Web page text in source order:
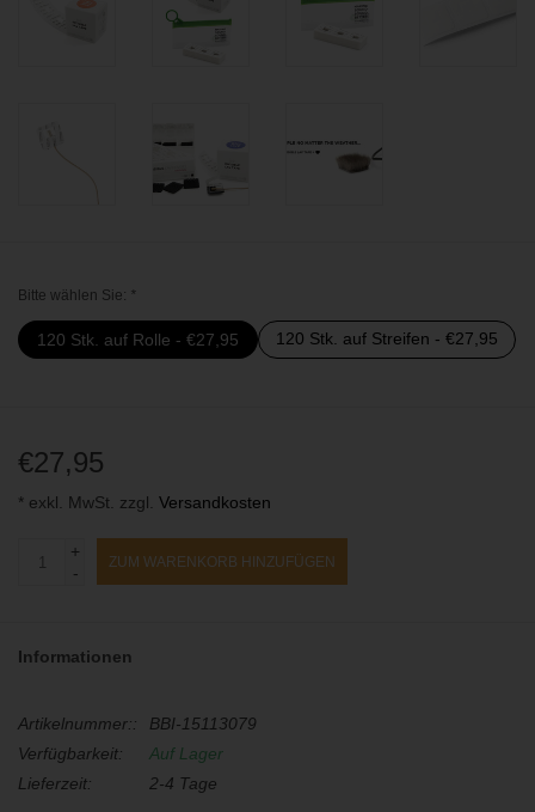
Bitte wählen Sie: *
120 Stk. auf Rolle - €27,95 120 Stk. auf Streifen - €27,95
€27,95
* exkl. MwSt. zzgl. Versandkosten
+
-
ZUM WARENKORB HINZUFÜGEN
Informationen
Artikelnummer::
BBI-15113079
Verfügbarkeit:
Auf Lager
Lieferzeit:
2-4 Tage